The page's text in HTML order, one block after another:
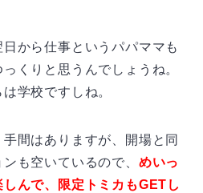
から仕事というパパママも
くりと思うんでしょうね。
学校ですしね。
間はありますが、開場と同
も空いているので、 めいっ
んで、限定トミカもGETし